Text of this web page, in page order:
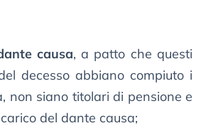
causa, a patto che questi
decesso abbiano compiuto i
non siano titolari di pensione e
del dante causa;